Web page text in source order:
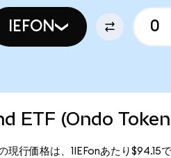
IEFON
(Ondo
行価格は、1IEFonあたり$94.15